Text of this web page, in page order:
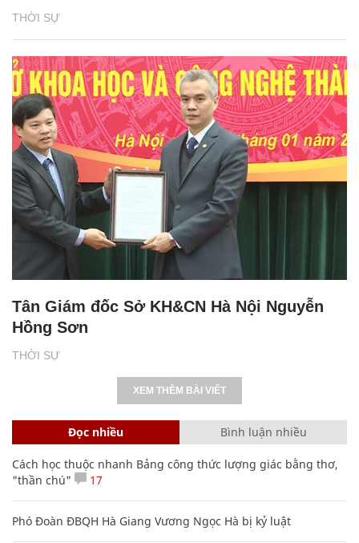
THỜI SỰ
THỜI SỰ
Tân Giám đốc Sở KH&CN Hà Nội Nguyễn
Hồng Sơn
XEM THÊM BÀI VIẾT
Đọc nhiều Bình luận nhiều
Cách học thuộc nhanh Bảng công thức lượng giác bằng thơ,
"thần chú"
17
Phó Đoàn ĐBQH Hà Giang Vương Ngọc Hà bị kỷ luật